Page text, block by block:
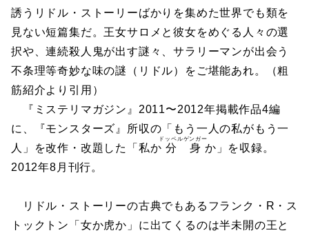
誘うリドル・ストーリーばかりを集めた世界でも類を
見ない短篇集だ。王女サロメと彼女をめぐる人々の選
択や、連続殺人鬼が出す謎々、サラリーマンが出会う
不条理等奇妙な味の謎（リドル）をご堪能あれ。（粗
筋紹介より引用）
『ミステリマガジン』2011〜2012年掲載作品4編
に、『モンスターズ』所収の「もう一人の私がもう一
人」を改作・改題した「私か 分身
ドッペルゲンガー
か」を収録。
2012年8月刊行。
リドル・ストーリーの古典でもあるフランク・R・ス
トックトン「女か虎か」に出てくるのは半未開の王と